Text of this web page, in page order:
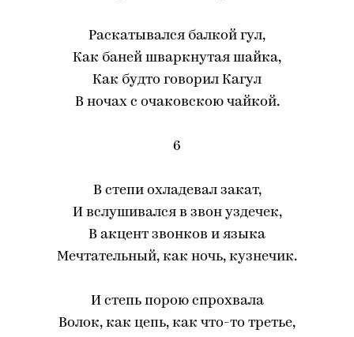
Раскатывался балкой гул,
Как баней шваркнутая шайка,
Как будто говорил Кагул
В ночах с очаковскою чайкой.
6
В степи охладевал закат,
И вслушивался в звон уздечек,
В акцент звонков и языка
Мечтательный, как ночь, кузнечик.
И степь порою спрохвала
Волок, как цепь, как что-то третье,